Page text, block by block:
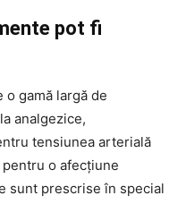
pot fi
o gamă largă de
analgezice,
tensiunea arterială
o afecțiune
sunt prescrise în special